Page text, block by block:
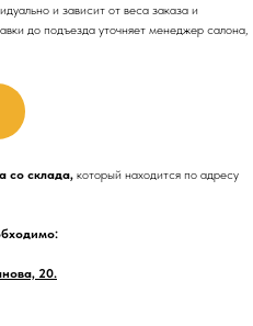
и зависит от веса заказа и
до подъезда уточняет менеджер салона,
со склада, который находится по адресу
20.